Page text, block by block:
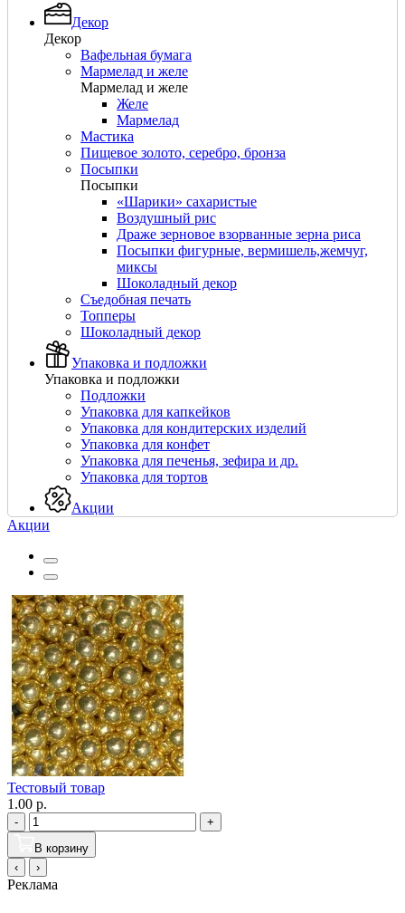
Декор
Декор
Вафельная бумага
Мармелад и желе
Мармелад и желе
Желе
Мармелад
Мастика
Пищевое золото, серебро, бронза
Посыпки
Посыпки
«Шарики» сахаристые
Воздушный рис
Драже зерновое взорванные зерна риса
Посыпки фигурные, вермишель,жемчуг,
миксы
Шоколадный декор
Съедобная печать
Топперы
Шоколадный декор
Упаковка и подложки
Упаковка и подложки
Подложки
Упаковка для капкейков
Упаковка для кондитерских изделий
Упаковка для конфет
Упаковка для печенья, зефира и др.
Упаковка для тортов
Акции
Акции
Тестовый товар
1.00 р.
-
+
В корзину
‹
›
Реклама